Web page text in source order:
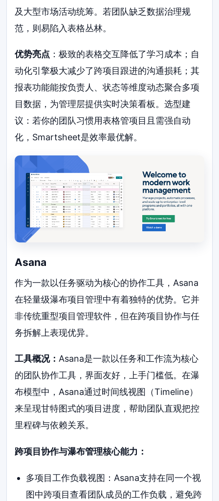
及大型市场活动统筹。若团队缺乏数据治理规
范，则易陷入表格丛林。
优势亮点 ：极致的表格交互降低了学习成本；自
动化引擎极大减少了跨项目跟进的沟通损耗；其
报表功能能按负责人、状态等维度动态聚合多项
目数据，为管理层提供实时决策看板。选型建
议：若你的团队习惯用表格管项目且需强自动
化，Smartsheet是效率最优解。
Asana
作为一款以任务驱动为核心的协作工具，Asana
在轻量级瀑布项目管理中有着独特的优势。它并
非传统重型项目管理软件，但在跨项目协作与任
务拆解上表现优异。
工具概况：Asana是一款以任务和工作流为核心
的团队协作工具，界面友好，上手门槛低。在瀑
布模型中，Asana通过时间线视图（Timeline）
来呈现甘特图式的项目进度，帮助团队直观把控
里程碑与依赖关系。
跨项目协作与瀑布管理核心能力：
多项目工作负载视图：Asana支持在同一个视
图中跨项目查看团队成员的工作负载，避免跨